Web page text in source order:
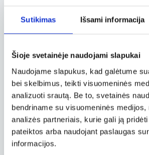
Sutikimas Išsami informacija
Šioje svetainėje naudojami slapukai
Naudojame slapukus, kad galėtume
bei skelbimus, teikti visuomeninės
analizuoti srautą. Be to, svetainės
bendriname su visuomeninės
analizės partneriais, kurie gali ją
pateiktos arba naudojant paslaugas
informacijos.
atliko iki XIX a. pabaigos. Į salą
laiveliai iš senojo Marselio uosto,
Notre Dame de la Garde
kalvos, aukščiausioje Marselio
Nenuostabu, jog nuo čia
panorama. Ši bažnyčia ilgą
žuvies prekeiviams, kurie
palaiminimą savo prekybiniams
Bažnyčios įžymybė –
Mergelės Marijos skulptūra.